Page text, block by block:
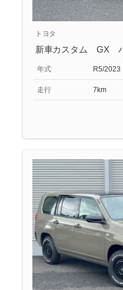
トヨタ
新車カスタム GX
年式 R5/2023
走行 7km